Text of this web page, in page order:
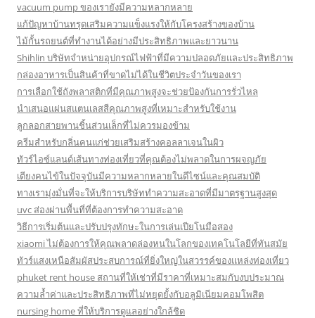
vacuum pump ของเรายังมีความหลากหลาย
แก้ปัญหาบ้านทรุดเสริมความแข็งแรงให้กับโครงสร้างของบ้าน
ไม้กั้นรถยนต์ที่ทำงานได้อย่างมีประสิทธิภาพและยาวนาน
Shihlin บริษัทจำหน่ายอุปกรณ์ไฟฟ้าที่มีความปลอดภัยและประสิทธิภาพ
กล่องอาหารเป็นสินค้าที่ขาดไม่ได้ในชีวิตประจำวันของเรา
การเลือกใช้ถังพลาสติกที่มีคุณภาพสูงจะช่วยป้องกันการรั่วไหล
นำเสนอแผ่นสแตนเลสสีคุณภาพสูงที่เหมาะสำหรับใช้งาน
ลูกลอกสายพานชิ้นส่วนเล็กที่ไม่ควรมองข้าม
ครีมสำหรับกลิ่นคนแก่ช่วยเสริมสร้างคอลลาเจนในผิว
ทัวร์ไอซ์แลนด์เส้นทางท่องเที่ยวที่คุณต้องไม่พลาดในการผจญภัย
เตียงคนไข้ในปัจจุบันมีความหลากหลายในดีไซน์และคุณสมบัติ
ทางเรามุ่งมั่นที่จะให้บริการบริษัททำความสะอาดที่มีมาตรฐานสูงสุด
uvc ส่องผ่านพื้นที่ที่ต้องการทำความสะอาด
วิธีการเริ่มต้นและปรับปรุงทักษะในการเล่นเปียโนมือสอง
xiaomi ไม่ต้องการให้คุณพลาดล่องหนในโลกของเทคโนโลยีที่ทันสมัย
ทัวร์แสงเหนือสัมผัสประสบการณ์ที่ยิ่งใหญ่ในสวรรค์ของแหล่งท่องเที่ยว
phuket rent house สถานที่ให้เช่าที่มีราคาที่เหมาะสมกับงบประมาณ
ความล้ำค่าและประสิทธิภาพที่ไม่หยุดยั้งกับอลูมิเนียมคอมโพสิต
nursing home ที่ให้บริการดูแลอย่างใกล้ชิด